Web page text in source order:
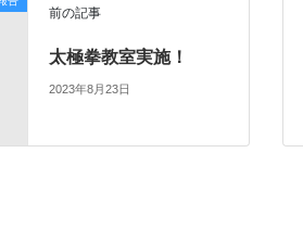
前の記事
太極拳教室実施！
2023年8月23日